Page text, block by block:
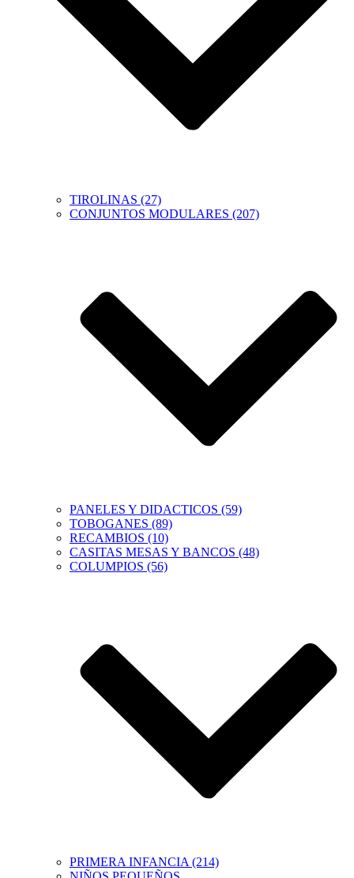
TIROLINAS (27)
CONJUNTOS MODULARES (207)
PANELES Y DIDACTICOS (59)
TOBOGANES (89)
RECAMBIOS (10)
CASITAS MESAS Y BANCOS (48)
COLUMPIOS (56)
PRIMERA INFANCIA (214)